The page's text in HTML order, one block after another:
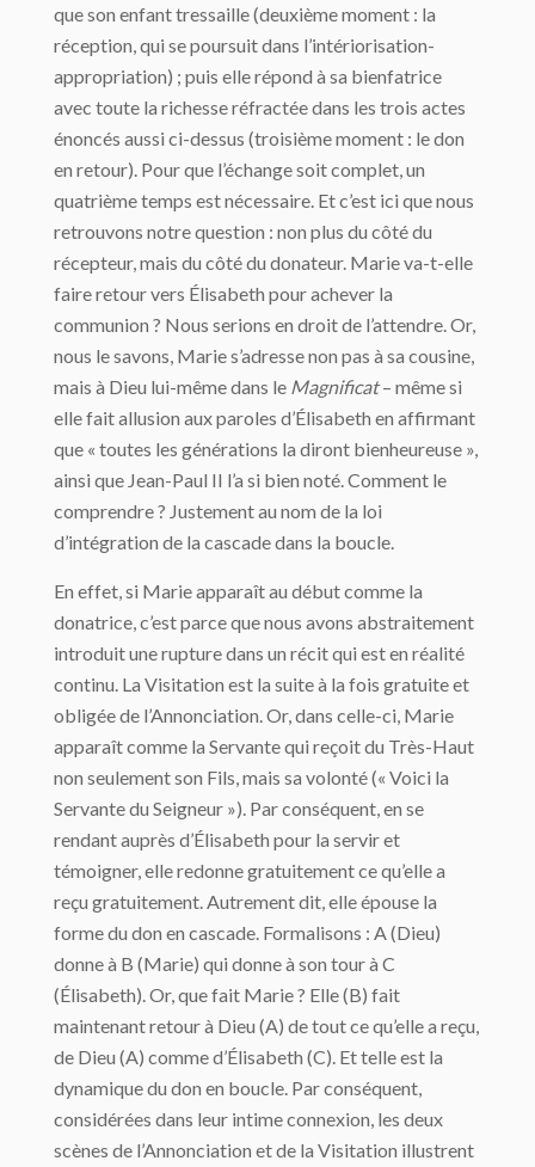
que son enfant tressaille (deuxième moment : la
réception, qui se poursuit dans l’intériorisation-
appropriation) ; puis elle répond à sa bienfatrice
avec toute la richesse réfractée dans les trois actes
énoncés aussi ci-dessus (troisième moment : le don
en retour). Pour que l’échange soit complet, un
quatrième temps est nécessaire. Et c’est ici que nous
retrouvons notre question : non plus du côté du
récepteur, mais du côté du donateur. Marie va-t-elle
faire retour vers Élisabeth pour achever la
communion ? Nous serions en droit de l’attendre. Or,
nous le savons, Marie s’adresse non pas à sa cousine,
mais à Dieu lui-même dans le Magnificat– même si
elle fait allusion aux paroles d’Élisabeth en affirmant
que « toutes les générations la diront bienheureuse »,
ainsi que Jean-Paul II l’a si bien noté. Comment le
comprendre ? Justement au nom de la loi
d’intégration de la cascade dans la boucle.
En effet, si Marie apparaît au début comme la
donatrice, c’est parce que nous avons abstraitement
introduit une rupture dans un récit qui est en réalité
continu. La Visitation est la suite à la fois gratuite et
obligée de l’Annonciation. Or, dans celle-ci, Marie
apparaît comme la Servante qui reçoit du Très-Haut
non seulement son Fils, mais sa volonté (« Voici la
Servante du Seigneur »). Par conséquent, en se
rendant auprès d’Élisabeth pour la servir et
témoigner, elle redonne gratuitement ce qu’elle a
reçu gratuitement. Autrement dit, elle épouse la
forme du don en cascade. Formalisons : A (Dieu)
donne à B (Marie) qui donne à son tour à C
(Élisabeth). Or, que fait Marie ? Elle (B) fait
maintenant retour à Dieu (A) de tout ce qu’elle a reçu,
de Dieu (A) comme d’Élisabeth (C). Et telle est la
dynamique du don en boucle. Par conséquent,
considérées dans leur intime connexion, les deux
scènes de l’Annonciation et de la Visitation illustrent